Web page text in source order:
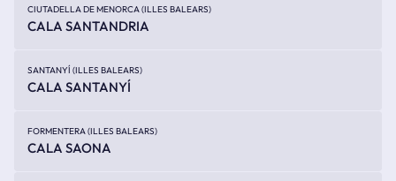
CIUTADELLA DE MENORCA (ILLES BALEARS)
CALA SANTANDRIA
SANTANYÍ (ILLES BALEARS)
CALA SANTANYÍ
FORMENTERA (ILLES BALEARS)
CALA SAONA